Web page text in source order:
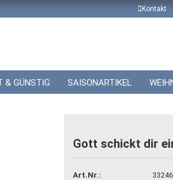
Kontakt
Konto erstellen
& GÜNSTIG SAISONARTIKEL
Gott schickt dir
Art.Nr.: